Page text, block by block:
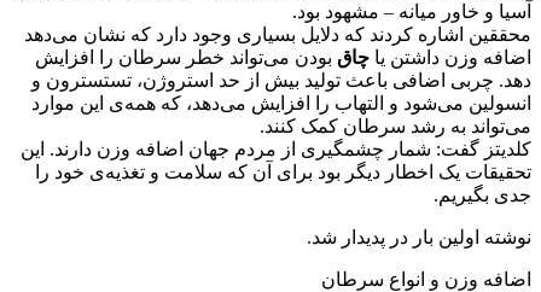
آسیا و خاور میانه – مشهود بود.
محققین اشاره کردند که دلایل بسیاری وجود دارد که نشان می‌دهد
اضافه وزن داشتن یا چاق بودن می‌تواند خطر سرطان را افزایش
دهد. چربی اضافی باعث تولید بیش از حد استروژن، تستسترون و
انسولین می‌شود و التهاب را افزایش می‌دهد، که همه‌ی این موارد
می‌تواند به رشد سرطان کمک کنند.
کلدیتز گفت: شمار چشمگیری از مردم جهان اضافه وزن دارند. این
تحقیقات یک اخطار دیگر بود برای آن که سلامت و تغذیه‌ی خود را
جدی بگیریم.
نوشته اولین بار در پدیدار شد.
اضافه وزن و انواع سرطان